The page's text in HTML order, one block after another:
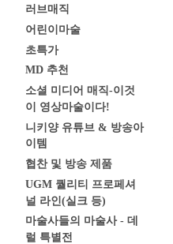
러브매직
어린이마술
초특가
MD 추천
소셜 미디어 매직-이것
이 영상마술이다!
니키양 유튜브 & 방송아
이템
협찬 및 방송 제품
UGM 퀄리티 프로페셔
널 라인(실크 등)
마술사들의 마술사 - 데
럴 특별전